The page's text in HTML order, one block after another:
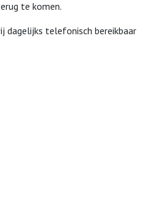
te komen.
dagelijks telefonisch bereikbaar